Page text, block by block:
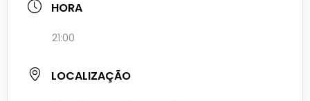
HORA
21:00
LOCALIZAÇÃO